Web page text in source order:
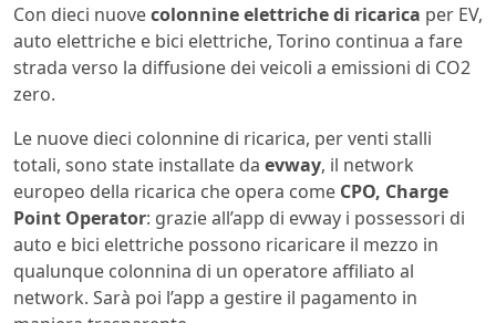
Con dieci nuovecolonnine elettriche di ricarica per EV,
auto elettriche e bici elettriche, Torino continua a fare
strada verso la diffusione dei veicoli a emissioni di CO2
zero.
Le nuove dieci colonnine di ricarica, per venti stalli
totali, sono state installate da evway, il network
europeo della ricarica che opera come CPO, Charge
Point Operator: grazie all’app di evway i possessori di
auto e bici elettriche possono ricaricare il mezzo in
qualunque colonnina di un operatore affiliato al
network. Sarà poi l’app a gestire il pagamento in